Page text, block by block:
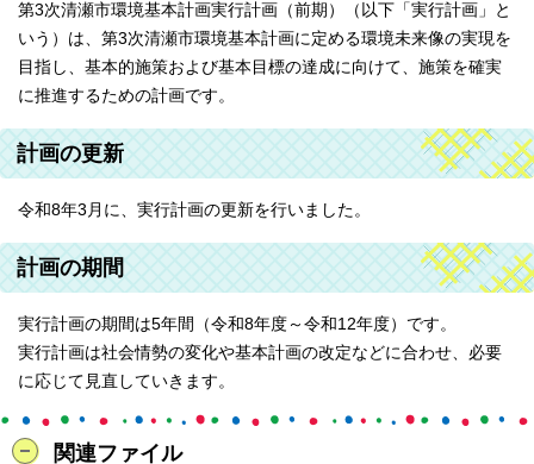
第3次清瀬市環境基本計画実行計画（前期）（以下「実行計画」と
いう）は、第3次清瀬市環境基本計画に定める環境未来像の実現を
目指し、基本的施策および基本目標の達成に向けて、施策を確実
に推進するための計画です。
計画の更新
令和8年3月に、実行計画の更新を行いました。
計画の期間
実行計画の期間は5年間（令和8年度～令和12年度）です。
実行計画は社会情勢の変化や基本計画の改定などに合わせ、必要
に応じて見直していきます。
関連ファイル